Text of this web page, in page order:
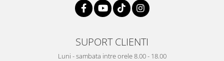
SUPORT CLIENTI
Luni - sambata intre orele 8.00 - 18.00